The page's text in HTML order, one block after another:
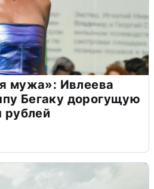
мужа»: Ивлеева
Бегаку дорогущую
рублей